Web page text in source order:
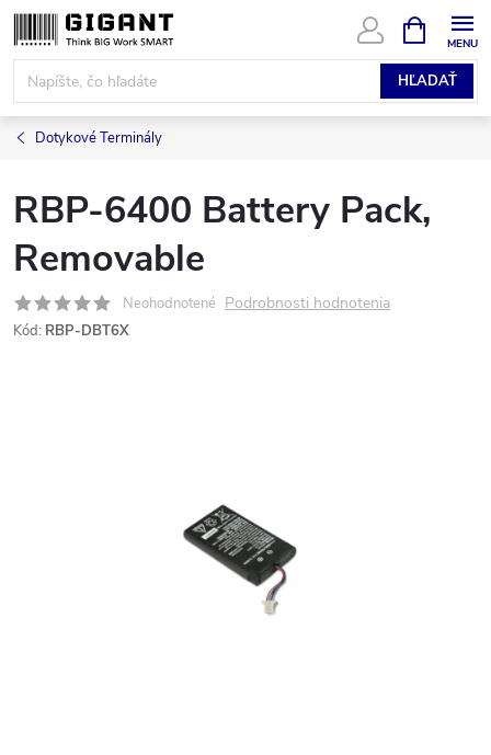
Prejsť
na
obsah
HĽADAŤ
KOŠÍK
Dotykové Terminály
RBP-6400 Battery Pack,
Removable
Neohodnotené Podrobnosti hodnotenia
Kód: RBP-DBT6X